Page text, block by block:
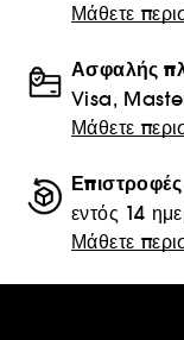
Μάθετε
Ασφαλής
Visa,
Μάθετε
Επιστροφές
εντός 14
Μάθετε